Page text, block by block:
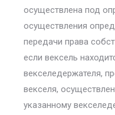
осуществлена под
осуществления
передачи права
если вексель
векселедержателя,
векселя,
указанному